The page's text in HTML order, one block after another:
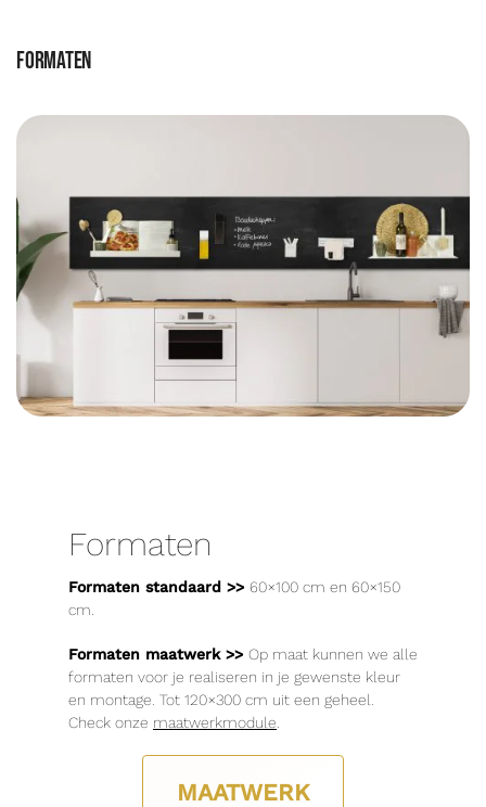
Formaten
Formaten
Formaten standaard >> 60×100 cm en 60×150
cm.
Formaten maatwerk >> Op maat kunnen we alle
formaten voor je realiseren in je gewenste kleur
en montage. Tot 120×300 cm uit een geheel.
Check onze maatwerkmodule
MAATWERK